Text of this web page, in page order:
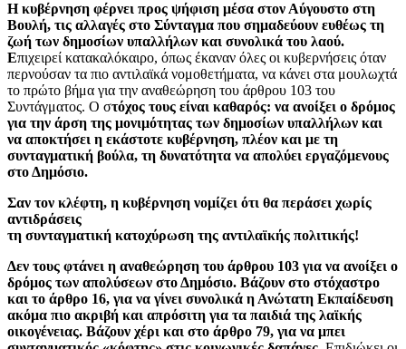
Η κυβέρνηση φέρνει προς ψήφιση μέσα στον Αύγουστο στη
Βουλή, τις αλλαγές στο Σύνταγμα που σημαδεύουν ευθέως τη
ζωή των δημοσίων υπαλλήλων και συνολικά του λαού.
Επιχειρεί κατακαλόκαιρο, όπως έκαναν όλες οι κυβερνήσεις όταν
περνούσαν τα πιο αντιλαϊκά νομοθετήματα, να κάνει στα μουλωχτά
το πρώτο βήμα για την αναθεώρηση του άρθρου 103 του
Συντάγματος. Ο στόχος τους είναι καθαρός: να ανοίξει ο δρόμος
για την άρση της μονιμότητας των δημοσίων υπαλλήλων και
να αποκτήσει η εκάστοτε κυβέρνηση, πλέον και με τη
συνταγματική βούλα, τη δυνατότητα να απολύει εργαζόμενους
στο Δημόσιο.
Σαν τον κλέφτη, η κυβέρνηση νομίζει ότι θα περάσει χωρίς
αντιδράσεις
τη συνταγματική κατοχύρωση της αντιλαϊκής πολιτικής!
Δεν τους φτάνει η αναθεώρηση του άρθρου 103 για να ανοίξει ο
δρόμος των απολύσεων στο Δημόσιο. Βάζουν στο στόχαστρο
και το άρθρο 16, για να γίνει συνολικά η Ανώτατη Εκπαίδευση
ακόμα πιο ακριβή και απρόσιτη για τα παιδιά της λαϊκής
οικογένειας. Βάζουν χέρι και στο άρθρο 79, για να μπει